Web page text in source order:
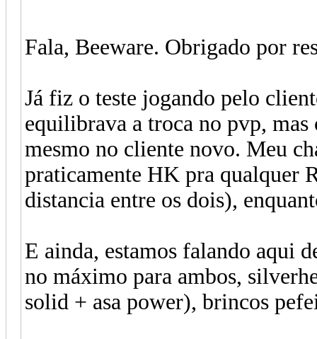
Fala, Beeware. Obrigado por
Já fiz o teste jogando pelo
equilibrava a troca no pvp,
mesmo no cliente novo. Meu
praticamente HK pra qualquer
distancia entre os dois),
E ainda, estamos falando aqui
no máximo para ambos,
solid + asa power), brincos